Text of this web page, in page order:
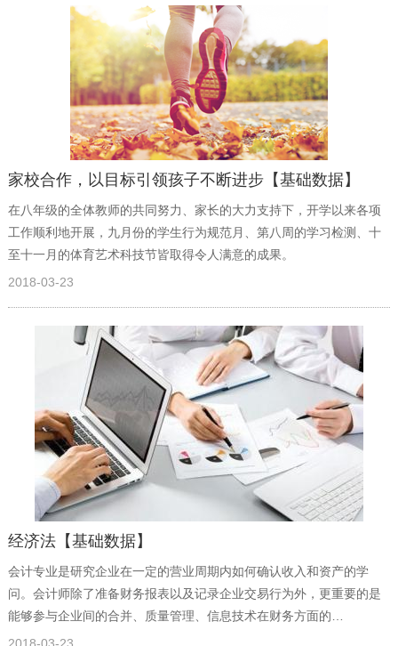
家校合作，以目标引领孩子不断进步【基础数据】
在八年级的全体教师的共同努力、家长的大力支持下，开学以来各项
工作顺利地开展，九月份的学生行为规范月、第八周的学习检测、十
至十一月的体育艺术科技节皆取得令人满意的成果。
2018-03-23
经济法【基础数据】
会计专业是研究企业在一定的营业周期内如何确认收入和资产的学
问。会计师除了准备财务报表以及记录企业交易行为外，更重要的是
能够参与企业间的合并、质量管理、信息技术在财务方面的…